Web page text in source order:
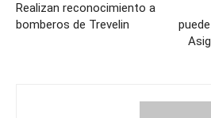
Realizan reconocimiento a
bomberos de Trevelin